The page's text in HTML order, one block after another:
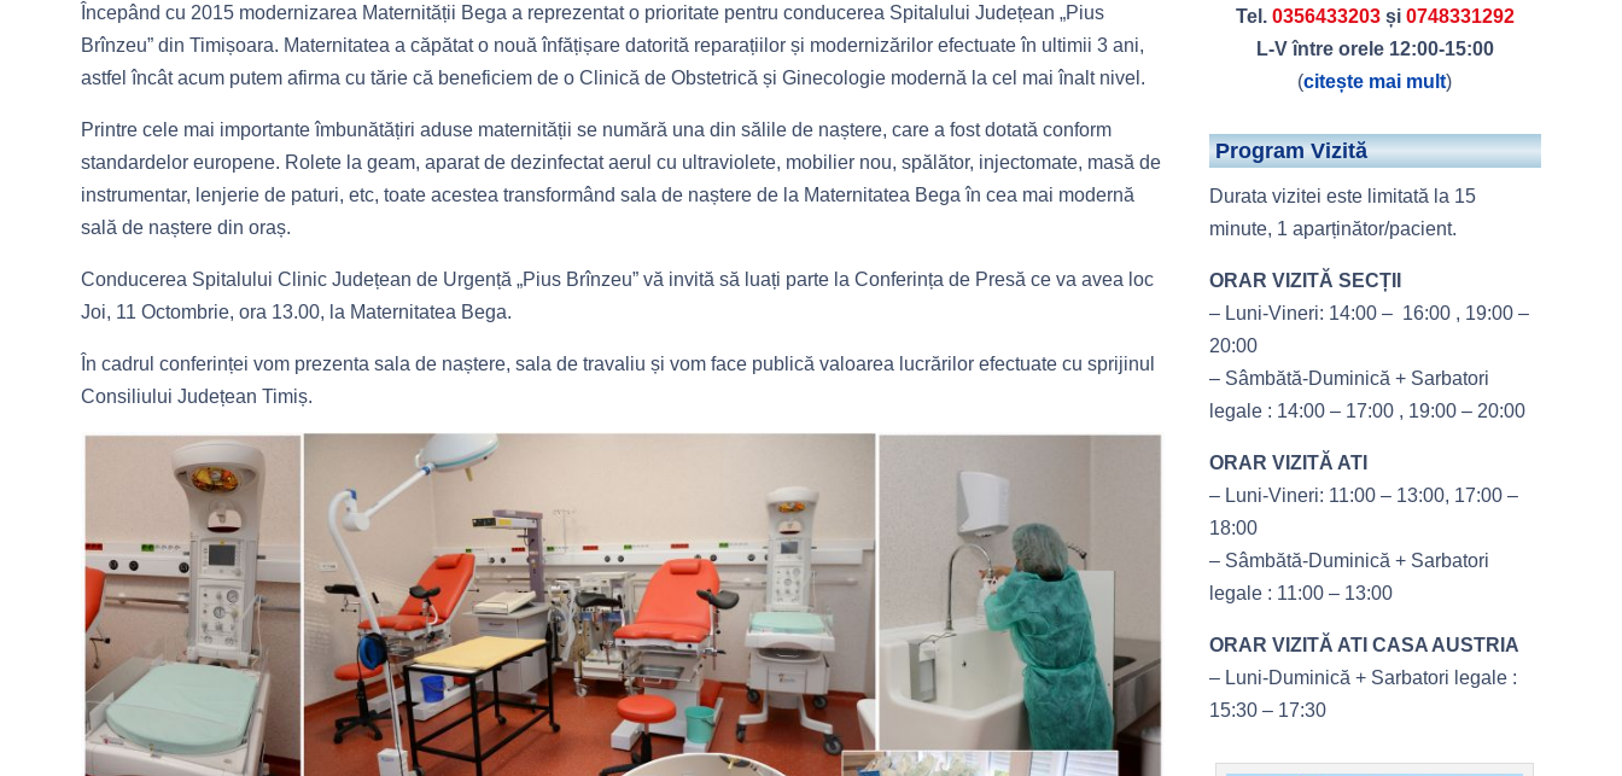
Începând cu 2015 modernizarea Maternității Bega a reprezentat o prioritate pentru conducerea Spitalului Județean „Pius
Brînzeu” din Timișoara. Maternitatea a căpătat o nouă înfățișare datorită reparațiilor și modernizărilor efectuate în ultimii 3 ani,
astfel încât acum putem afirma cu tărie că beneficiem de o Clinică de Obstetrică și Ginecologie modernă la cel mai înalt nivel.
Printre cele mai importante îmbunătățiri aduse maternității se numără una din sălile de naștere, care a fost dotată conform
standardelor europene. Rolete la geam, aparat de dezinfectat aerul cu ultraviolete, mobilier nou, spălător, injectomate, masă de
instrumentar, lenjerie de paturi, etc, toate acestea transformând sala de naștere de la Maternitatea Bega în cea mai modernă
sală de naștere din oraș.
Conducerea Spitalului Clinic Județean de Urgență „Pius Brînzeu” vă invită să luați parte la Conferința de Presă ce va avea loc
Joi, 11 Octombrie, ora 13.00, la Maternitatea Bega.
În cadrul conferinței vom prezenta sala de naștere, sala de travaliu și vom face publică valoarea lucrărilor efectuate cu sprijinul
Consiliului Județean Timiș.
Tel. 0356433203și 0748331292
L-V între orele 12:00-15:00
(citește mai mult)
Program Vizită
Durata vizitei este limitată la 15
minute, 1 aparținător/pacient.
ORAR VIZITĂ SECȚII
– Luni-Vineri: 14:00 – 16:00 , 19:00 –
20:00
– Sâmbătă-Duminică + Sarbatori
legale : 14:00 – 17:00 , 19:00 – 20:00
ORAR VIZITĂ ATI
– Luni-Vineri: 11:00 – 13:00, 17:00 –
18:00
– Sâmbătă-Duminică + Sarbatori
legale : 11:00 – 13:00
ORAR VIZITĂ ATI CASA AUSTRIA
– Luni-Duminică + Sarbatori legale :
15:30 – 17:30